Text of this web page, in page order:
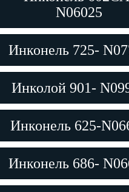
N06025
Инконель 725-
Инколой 901-
Инконель 625-
Инконель 686-